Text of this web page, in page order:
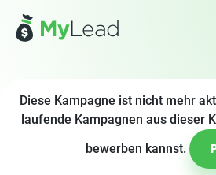
Diese Kampagne ist nicht mehr
laufende Kampagnen aus dieser
bewerben kannst.